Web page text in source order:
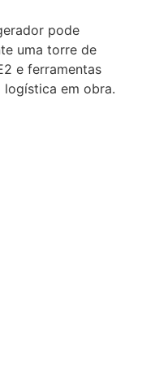
pode
uma torre de
e ferramentas
em obra.